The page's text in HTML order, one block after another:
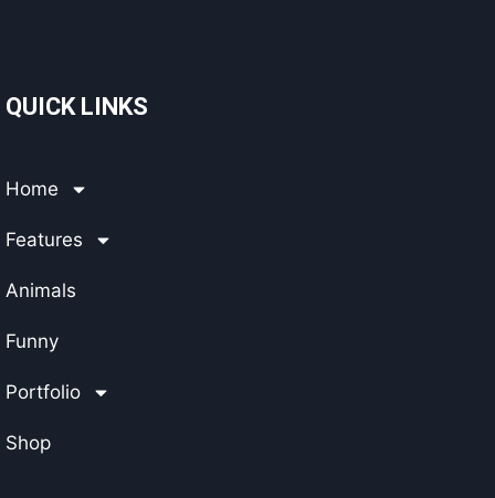
QUICK LINKS
Home
Features
Animals
Funny
Portfolio
Shop